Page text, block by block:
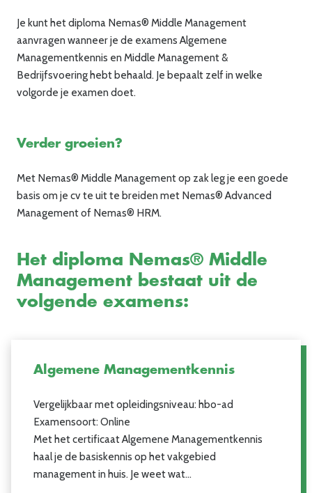
Je kunt het diploma Nemas® Middle Management
aanvragen wanneer je de examens Algemene
Managementkennis en Middle Management &
Bedrijfsvoering hebt behaald. Je bepaalt zelf in welke
volgorde je examen doet.
Verder groeien?
Met Nemas® Middle Management op zak leg je een goede
basis om je cv te uit te breiden met Nemas® Advanced
Management of Nemas® HRM.
Het diploma Nemas® Middle
Management bestaat uit de
volgende examens:
Algemene Managementkennis
Vergelijkbaar met opleidingsniveau: hbo-ad
Examensoort: Online
Met het certificaat Algemene Managementkennis
haal je de basiskennis op het vakgebied
management in huis. Je weet wat…